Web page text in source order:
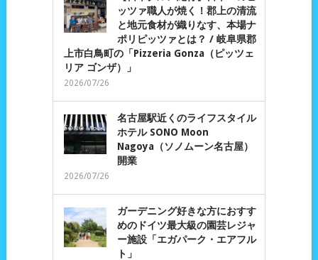
ッツァ職人が焼く！郡上の清流
と地元食材が織りなす、本場ナ
ポリピッツァとは？ / 岐阜県郡
上市白鳥町の「Pizzeria Gonza（ピッツェ
リア ゴンザ）」
2026/07/26
名古屋駅近くのライフスタイル
ホテル SONO Moon
Nagoya（ソノムーン名古屋）
開業
2026/07/26
ガーデニング好きな方におすす
めのドイツ最大級の園芸レジャ
ー施設「エガパーク・エアフル
ト」